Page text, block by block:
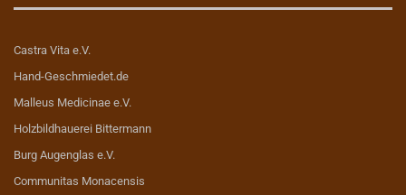
Castra Vita e.V.
Hand-Geschmiedet.de
Malleus Medicinae e.V.
Holzbildhauerei Bittermann
Burg Augenglas e.V.
Communitas Monacensis